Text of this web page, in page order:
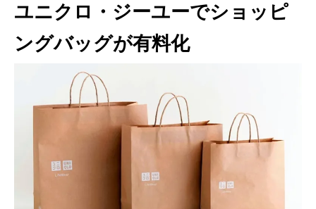
ユニクロ・ジーユーでショッピ
ングバッグが有料化